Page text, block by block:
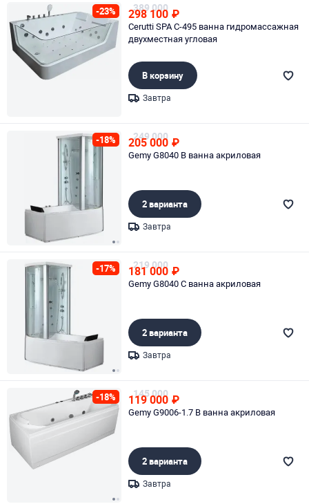
-23% 389 000
298 100 ₽
Cerutti SPA C-495 ванна гидромассажная
двухместная угловая
В корзину
Завтра
-18% 249 000
205 000 ₽
Gemy G8040 B ванна акриловая
2 варианта
Завтра
-17% 219 000
181 000 ₽
Gemy G8040 C ванна акриловая
2 варианта
Завтра
-18% 145 000
119 000 ₽
Gemy G9006-1.7 B ванна акриловая
2 варианта
Завтра